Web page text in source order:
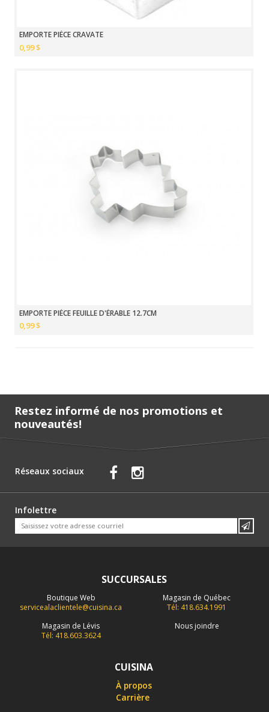
EMPORTE PIÈCE CRAVATE
0,99 $
EMPORTE PIÈCE FEUILLE D'ÉRABLE 12.7CM
0,99 $
Restez informé de nos promotions et
nouveautés!
Réseaux sociaux
Infolettre
SUCCURSALES
Boutique Web
servicealaclientele@cuisina.ca
Magasin de Québec
Tél: 418.634.1991
Magasin de Lévis
Tél: 418.603.3624
Nous joindre
CUISINA
À propos
Carrière